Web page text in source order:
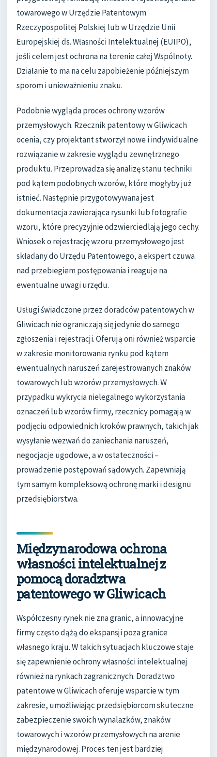
towarowego w Urzędzie Patentowym
Rzeczypospolitej Polskiej lub w Urzędzie Unii
Europejskiej ds. Własności Intelektualnej (EUIPO),
jeśli celem jest ochrona na terenie całej Wspólnoty.
Działanie to ma na celu zapobieżenie późniejszym
sporom i unieważnieniu znaku.
Podobnie wygląda proces ochrony wzorów
przemysłowych. Rzecznik patentowy w Gliwicach
ocenia, czy projektant stworzył nowe i indywidualne
rozwiązanie w zakresie wyglądu zewnętrznego
produktu. Przeprowadza się analizę stanu techniki
pod kątem podobnych wzorów, które mogłyby już
istnieć. Następnie przygotowywana jest
dokumentacja zawierająca rysunki lub fotografie
wzoru, które precyzyjnie odzwierciedlają jego cechy.
Wniosek o rejestrację wzoru przemysłowego jest
składany do Urzędu Patentowego, a ekspert czuwa
nad przebiegiem postępowania i reaguje na
ewentualne uwagi urzędu.
Usługi świadczone przez doradców patentowych w
Gliwicach nie ograniczają się jedynie do samego
zgłoszenia i rejestracji. Oferują oni również wsparcie
w zakresie monitorowania rynku pod kątem
ewentualnych naruszeń zarejestrowanych znaków
towarowych lub wzorów przemysłowych. W
przypadku wykrycia nielegalnego wykorzystania
oznaczeń lub wzorów firmy, rzecznicy pomagają w
podjęciu odpowiednich kroków prawnych, takich jak
wysyłanie wezwań do zaniechania naruszeń,
negocjacje ugodowe, a w ostateczności –
prowadzenie postępowań sądowych. Zapewniają
tym samym kompleksową ochronę marki i designu
przedsiębiorstwa.
Międzynarodowa ochrona
własności intelektualnej z
pomocą doradztwa
patentowego w Gliwicach
Współczesny rynek nie zna granic, a innowacyjne
firmy często dążą do ekspansji poza granice
własnego kraju. W takich sytuacjach kluczowe staje
się zapewnienie ochrony własności intelektualnej
również na rynkach zagranicznych. Doradztwo
patentowe w Gliwicach oferuje wsparcie w tym
zakresie, umożliwiając przedsiębiorcom skuteczne
zabezpieczenie swoich wynalazków, znaków
towarowych i wzorów przemysłowych na arenie
międzynarodowej. Proces ten jest bardziej